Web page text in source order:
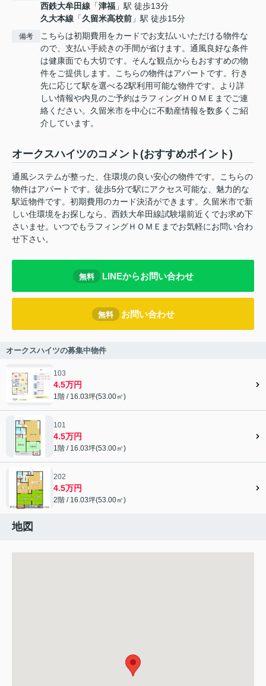
西鉄大牟田線 「津福 」駅 徒歩13分
久大本線 「久留米高校前 」駅 徒歩15分
備考
こちらは初期費用をカードでお支払いいただける物件な
ので、支払い手続きの手間が省けます。通風良好な条件
は健康面でも大切です。そんな観点からもおすすめの物
件をご提供します。こちらの物件はアパートです。行き
先に応じて駅を選べる2駅利用可能な物件です。より詳
しい情報や内見のご予約はラフィングＨＯＭＥまでご連
絡ください。久留米市を中心に不動産情報を数多くご紹
介しています。
オークスハイツのコメント(おすすめポイント)
通風システムが整った、住環境の良い安心の物件です。こちらの
物件はアパートです。徒歩5分で駅にアクセス可能な、魅力的な
駅近物件です。初期費用のカード決済ができます。久留米市で新
しい住環境をお探しなら、西鉄大牟田線試験場前近くでお求め下
さいませ。いつでもラフィングＨＯＭＥまでお気軽にお問い合わ
せ下さい。
無料 LINEからお問い合わせ
無料 お問い合わせ
オークスハイツの募集中物件
103
4.5万円
1階 / 16.03坪(53.00㎡)
101
4.5万円
1階 / 16.03坪(53.00㎡)
202
4.5万円
2階 / 16.03坪(53.00㎡)
地図